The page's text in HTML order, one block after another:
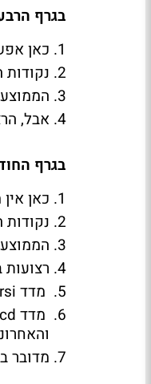
בגרף
כאן
אבל,
בגרף
כאן
נקודות
מדד rsi חצה מטה את רמת 50% ונותר שם למרות העליות האחרונות והדבר מעיד על חולשה.
מדובר